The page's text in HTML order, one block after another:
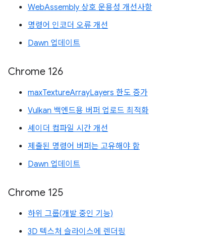
WebAssembly 상호 운용성 개선사항
명령어 인코더 오류 개선
Dawn 업데이트
Chrome 126
maxTextureArrayLayers 한도 증가
Vulkan 백엔드용 버퍼 업로드 최적화
셰이더 컴파일 시간 개선
제출된 명령어 버퍼는 고유해야 함
Dawn 업데이트
Chrome 125
하위 그룹(개발 중인 기능)
3D 텍스처 슬라이스에 렌더링